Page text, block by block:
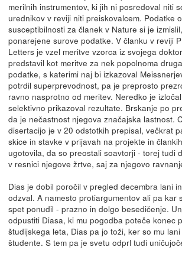
merilnih instrumentov, ki jih ni posredoval niti
urednikov v reviji niti preiskovalcem. Podatke
susceptibilnosti za članek v Nature si je
ponarejene surove podatke. V članku v reviji
Letters je vzel meritve vzorca iz svojega
predstavil kot meritve za nek popolnoma
podatke, s katerimi naj bi izkazoval
potrdil superprevodnost, pa je preprosto
ravno nasprotno od meritev. Neredko je
selektivno prikazoval rezultate. Brskanje po
da je nečastnost njegova značajska lastnost.
disertacijo je v 20 odstotkih prepisal, večkrat
skice in stavke v prijavah na projekte in
ugotovila, da so preostali soavtorji - torej tudi
v resnici njegove žrtve, saj za njegovo
Dias je dobil poročil v pregled decembra lani
odzval. A namesto protiargumentov ali pa kar
spet ponudil - prazno in dolgo besedičenje.
odpustiti Diasa, ki mu pogodba poteče konec
študijskega leta, Dias pa jo toži, ker so mu
študente. S tem pa je svetu odprl tudi